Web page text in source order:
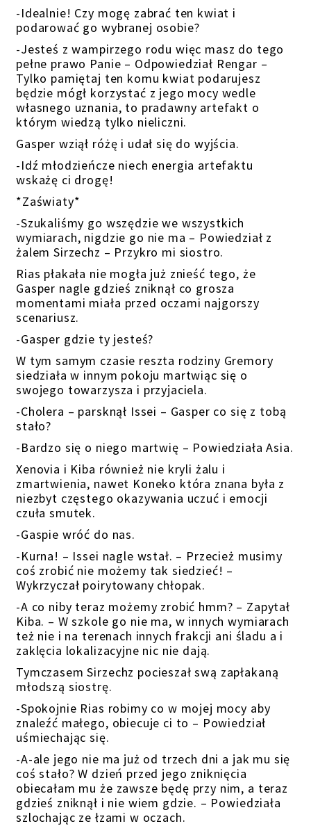
-Idealnie! Czy mogę zabrać ten kwiat i
podarować go wybranej osobie?
-Jesteś z wampirzego rodu więc masz do tego
pełne prawo Panie – Odpowiedział Rengar –
Tylko pamiętaj ten komu kwiat podarujesz
będzie mógł korzystać z jego mocy wedle
własnego uznania, to pradawny artefakt o
którym wiedzą tylko nieliczni.
Gasper wziął różę i udał się do wyjścia.
-Idź młodzieńcze niech energia artefaktu
wskażę ci drogę!
*Zaświaty*
-Szukaliśmy go wszędzie we wszystkich
wymiarach, nigdzie go nie ma – Powiedział z
żalem Sirzechz – Przykro mi siostro.
Rias płakała nie mogła już znieść tego, że
Gasper nagle gdzieś zniknął co grosza
momentami miała przed oczami najgorszy
scenariusz.
-Gasper gdzie ty jesteś?
W tym samym czasie reszta rodziny Gremory
siedziała w innym pokoju martwiąc się o
swojego towarzysza i przyjaciela.
-Cholera – parsknął Issei – Gasper co się z tobą
stało?
-Bardzo się o niego martwię – Powiedziała Asia.
Xenovia i Kiba również nie kryli żalu i
zmartwienia, nawet Koneko która znana była z
niezbyt częstego okazywania uczuć i emocji
czuła smutek.
-Gaspie wróć do nas.
-Kurna! – Issei nagle wstał. – Przecież musimy
coś zrobić nie możemy tak siedzieć! –
Wykrzyczał poirytowany chłopak.
-A co niby teraz możemy zrobić hmm? – Zapytał
Kiba. – W szkole go nie ma, w innych wymiarach
też nie i na terenach innych frakcji ani śladu a i
zaklęcia lokalizacyjne nic nie dają.
Tymczasem Sirzechz pocieszał swą zapłakaną
młodszą siostrę.
-Spokojnie Rias robimy co w mojej mocy aby
znaleźć małego, obiecuje ci to – Powiedział
uśmiechając się.
-A-ale jego nie ma już od trzech dni a jak mu się
coś stało? W dzień przed jego zniknięcia
obiecałam mu że zawsze będę przy nim, a teraz
gdzieś zniknął i nie wiem gdzie. – Powiedziała
szlochając ze łzami w oczach.